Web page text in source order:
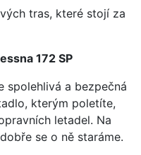
tras, které stojí za
172 SP
spolehlivá a bezpečná
kterým poletíte,
letadel. Na
se o ně staráme.